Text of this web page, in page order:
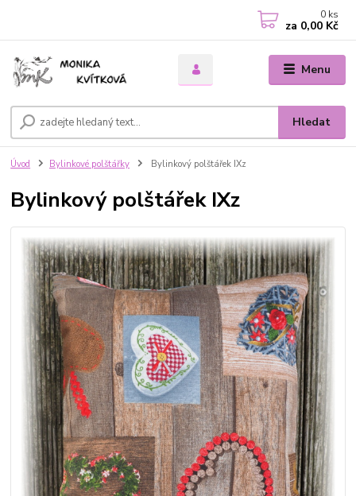
Menu
Hledat
0 ks
za 0,00 Kč
Úvod Bylinkové polštářky Bylinkový polštářek IXz
Bylinkový polštářek IXz